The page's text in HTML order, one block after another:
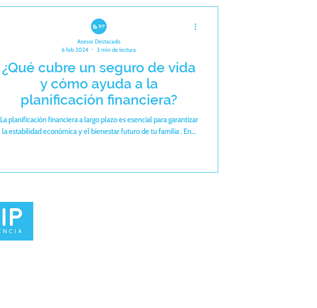
¿Qué cubre un seguro de vida
y cómo ayuda a la
planificación financiera?
La planificación financiera a largo plazo es esencial para garantizar
la estabilidad económica y el bienestar futuro de tu familia . En...
Asesor Destacado
6 feb 2024
3 min de lectura